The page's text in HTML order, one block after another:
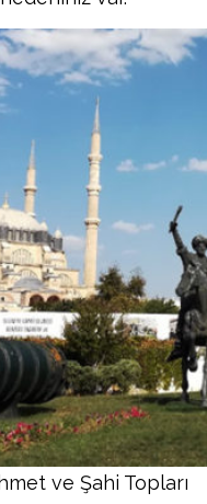
ve Şahi Topları